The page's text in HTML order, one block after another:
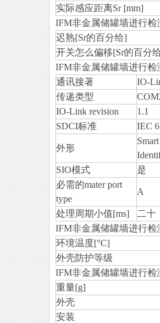
实际感应距离Sr [mm]
IFM非金属储罐墙进行
迟熟[Sr的百分给]
开关怎么偏移[Sr的百分
IFM非金属储罐墙进行
通讯接著
IO-
传递类型
IO-Link revision
1.1
SDCI标准
IEC
外形
SIO模式
是
必需的mater port
type
A
处理周期小值[ms]
二十
IFM非金属储罐墙进行
环境温度[°C]
外壳防护等级
IFM非金属储罐墙进行检
重量[g]
外壳
安装